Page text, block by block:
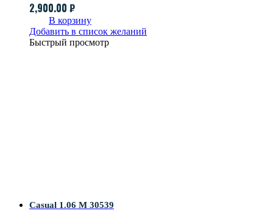
2,900.00 ₽
В корзину
Добавить в список желаний
Быстрый просмотр
Casual 1.06 M 30539